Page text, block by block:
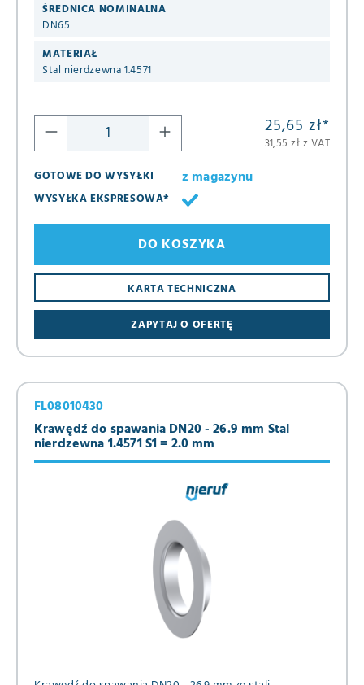
ŚREDNICA NOMINALNA
DN65
MATERIAŁ
Stal nierdzewna 1.4571
25,65 zł*
31,55 zł z VAT
GOTOWE DO WYSYŁKI
z magazynu
WYSYŁKA EKSPRESOWA*
ZAPYTAJ O OFERTĘ
KARTA TECHNICZNA
DO KOSZYKA
Krawędź do spawania DN20 - 26.9 mm Stal
nierdzewna 1.4571 S1 = 2.0 mm
FL08010430